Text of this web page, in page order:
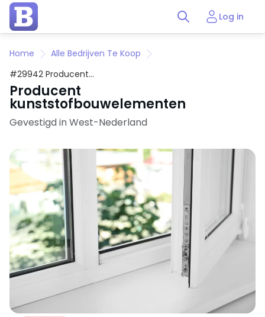
Log in
Home
Alle Bedrijven Te Koop
#29942 Producent
kunststofbouwelementen
Producent
kunststofbouwelementen
Gevestigd in West-Nederland